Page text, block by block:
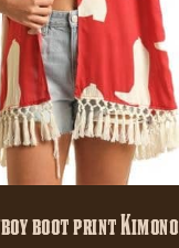
boot print Kimono